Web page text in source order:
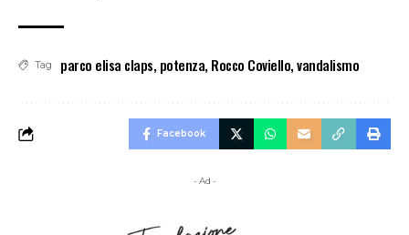
Tag parco elisa claps, potenza, Rocco Coviello,vandalismo
Facebook
- Ad -